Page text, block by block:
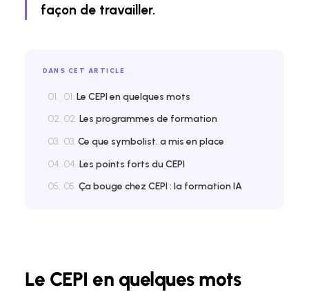
façon de travailler.
DANS CET ARTICLE
01.
Le CEPI en quelques mots
02.
Les programmes de formation
03.
Ce que symbolist. a mis en place
04.
Les points forts du CEPI
05.
Ça bouge chez CEPI : la formation IA
Le CEPI en quelques mots